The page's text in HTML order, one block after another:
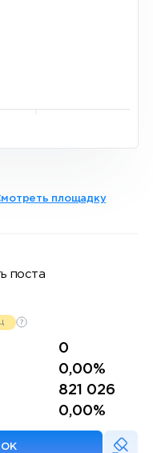
площадку
поста
0
0,00%
821 026
0,00%